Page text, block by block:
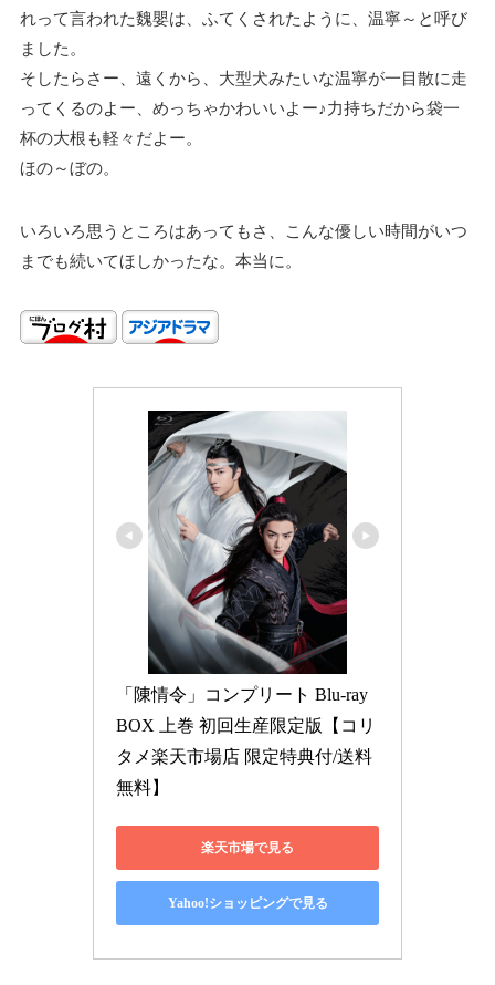
れって言われた魏嬰は、ふてくされたように、温寧～と呼び
ました。
そしたらさー、遠くから、大型犬みたいな温寧が一目散に走
ってくるのよー、めっちゃかわいいよー♪力持ちだから袋一
杯の大根も軽々だよー。
ほの～ぼの。
いろいろ思うところはあってもさ、こんな優しい時間がいつ
までも続いてほしかったな。本当に。
「陳情令」コンプリート Blu-ray
BOX 上巻 初回生産限定版【コリ
タメ楽天市場店 限定特典付/送料
無料】
楽天市場で見る
Yahoo!ショッピングで見る